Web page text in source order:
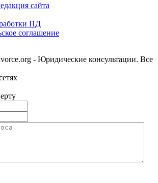
сайта
ПД
соглашение
- Юридические консультации. Все